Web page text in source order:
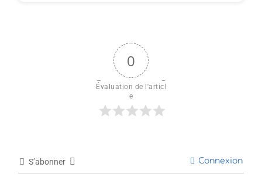
0
Évaluation de l'articl
e
S’abonner Connexion